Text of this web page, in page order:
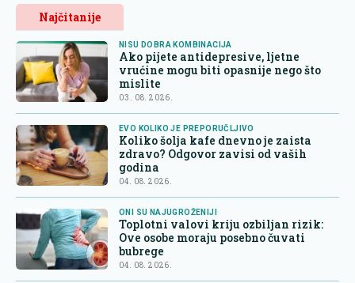
Najčitanije
NISU DOBRA KOMBINACIJA
Ako pijete antidepresive, ljetne
vrućine mogu biti opasnije nego što
mislite
03. 08. 2026.
EVO KOLIKO JE PREPORUČLJIVO
Koliko šolja kafe dnevno je zaista
zdravo? Odgovor zavisi od vaših
godina
04. 08. 2026.
ONI SU NAJUGROŽENIJI
Toplotni valovi kriju ozbiljan rizik:
Ove osobe moraju posebno čuvati
bubrege
04. 08. 2026.